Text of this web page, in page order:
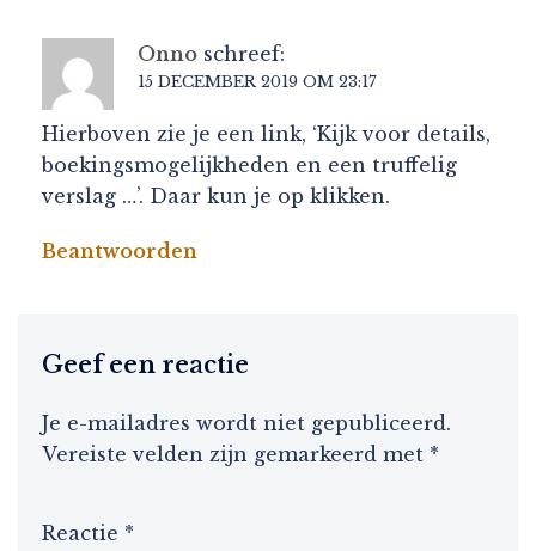
Onno schreef:
15 DECEMBER 2019 OM 23:17
Hierboven zie je een link, ‘Kijk voor details,
boekingsmogelijkheden en een truffelig
verslag …’. Daar kun je op klikken.
Beantwoorden
Geef een reactie
Je e-mailadres wordt niet gepubliceerd.
Vereiste velden zijn gemarkeerd met *
Reactie *